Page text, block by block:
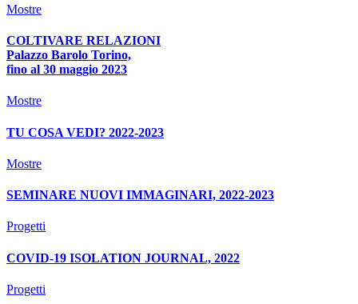
Mostre
COLTIVARE RELAZIONI
Palazzo Barolo Torino,
fino al 30 maggio 2023
Mostre
TU COSA VEDI? 2022-2023
Mostre
SEMINARE NUOVI IMMAGINARI, 2022-2023
Progetti
COVID-19 ISOLATION JOURNAL, 2022
Progetti